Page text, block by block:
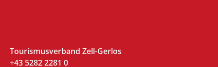
Tourismusverband Zell-Gerlos
+43 5282 2281 0